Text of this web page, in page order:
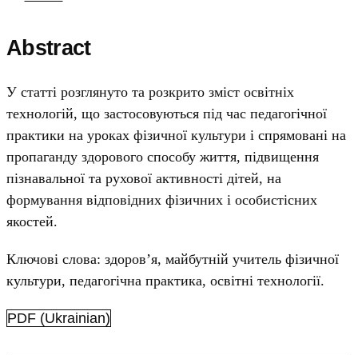
Abstract
У статті розглянуто та розкрито зміст освітніх
технологій, що застосовуються під час педагогічної
практики на уроках фізичної культури і спрямовані на
пропаганду здорового способу життя, підвищення
пізнавальної та рухової активності дітей, на
формування відповідних фізичних і особистісних
якостей.
Ключові слова: здоров’я, майбутній учитель фізичної
культури, педагогічна практика, освітні технології.
PDF (Ukrainian)